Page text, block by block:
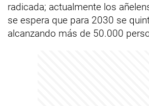
radicada; actualmente los
se espera que para 2030 se
alcanzando más de 50.000